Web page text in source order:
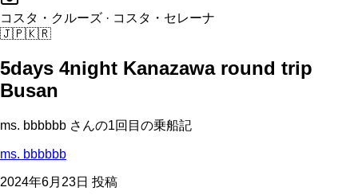
コスタ・クルーズ · コスタ・セレーナ
🇯🇵🇰🇷
5days 4night Kanazawa round trip
Busan
ms. bbbbbb さんの1回目の乗船記
ms. bbbbbb
2024年6月23日 投稿